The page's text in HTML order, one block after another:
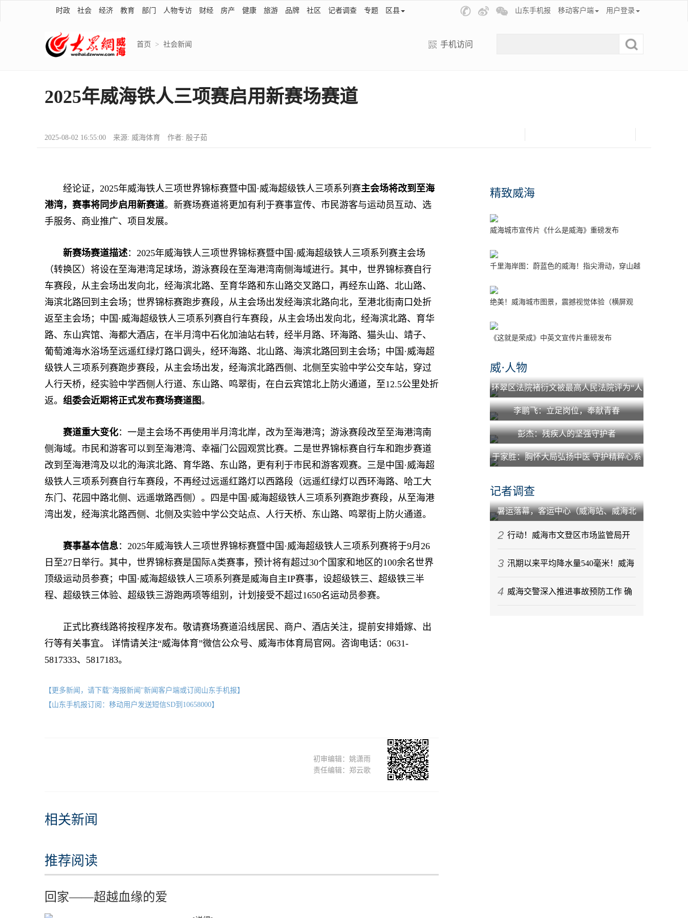
时政 社会 经济 教育 部门 人物专访 财经 房产 健康 旅游 品牌 社区 记者调查 专题 区县 山东手机报 移动客户端 用户登录
首页 > 社会新闻 手机访问
2025年威海铁人三项赛启用新赛场赛道
2025-08-02 16:55:00 来源: 威海体育 作者: 殷子茹
经论证，2025年威海铁人三项世界锦标赛暨中国·威海超级铁人三项系列赛主会场将改到至海
港湾，赛事将同步启用新赛道。新赛场赛道将更加有利于赛事宣传、市民游客与运动员互动、选
手服务、商业推广、项目发展。
新赛场赛道描述：2025年威海铁人三项世界锦标赛暨中国·威海超级铁人三项系列赛主会场
（转换区）将设在至海港湾足球场，游泳赛段在至海港湾南侧海域进行。其中，世界锦标赛自行
车赛段，从主会场出发向北，经海滨北路、至育华路和东山路交叉路口，再经东山路、北山路、
海滨北路回到主会场；世界锦标赛跑步赛段，从主会场出发经海滨北路向北，至港北街南口处折
返至主会场；中国·威海超级铁人三项系列赛自行车赛段，从主会场出发向北，经海滨北路、育华
路、东山宾馆、海都大酒店，在半月湾中石化加油站右转，经半月路、环海路、猫头山、靖子、
葡萄滩海水浴场至远遥红绿灯路口调头，经环海路、北山路、海滨北路回到主会场；中国·威海超
级铁人三项系列赛跑步赛段，从主会场出发，经海滨北路西侧、北侧至实验中学公交车站，穿过
人行天桥，经实验中学西侧人行道、东山路、鸣翠街，在白云宾馆北上防火通道，至12.5公里处折
返。 组委会近期将正式发布赛场赛道图。
赛道重大变化：一是主会场不再使用半月湾北岸，改为至海港湾；游泳赛段改至至海港湾南
侧海域。市民和游客可以到至海港湾、幸福门公园观赏比赛。二是世界锦标赛自行车和跑步赛道
改到至海港湾及以北的海滨北路、育华路、东山路，更有利于市民和游客观赛。三是中国·威海超
级铁人三项系列赛自行车赛段，不再经过远遥红路灯以西路段（远遥红绿灯以西环海路、哈工大
东门、花园中路北侧、远遥墩路西侧）。四是中国·威海超级铁人三项系列赛跑步赛段，从至海港
湾出发，经海滨北路西侧、北侧及实验中学公交站点、人行天桥、东山路、鸣翠街上防火通道。
赛事基本信息：2025年威海铁人三项世界锦标赛暨中国·威海超级铁人三项系列赛将于9月26
日至27日举行。其中，世界锦标赛是国际A类赛事，预计将有超过30个国家和地区的100余名世界
顶级运动员参赛；中国·威海超级铁人三项系列赛是威海自主IP赛事，设超级铁三、超级铁三半
程、超级铁三体验、超级铁三游跑两项等组别，计划接受不超过1650名运动员参赛。
正式比赛线路将按程序发布。敬请赛场赛道沿线居民、商户、酒店关注，提前安排婚嫁、出
行等有关事宜。 详情请关注“威海体育”微信公众号、威海市体育局官网。咨询电话：0631-
5817333、5817183。
【更多新闻，请下载"海报新闻"新闻客户端或订阅山东手机报】
【山东手机报订阅：移动用户发送短信SD到10658000】
初审编辑：姚潇雨
责任编辑：郑云歌
相关新闻
推荐阅读
回家——超越血缘的爱
精致威海
威海城市宣传片《什么是威海》重磅发布
千里海岸图：蔚蓝色的威海！指尖滑动，穿山越
绝美！威海城市图景，震撼视觉体验（横屏观
《这就是荣成》中英文宣传片重磅发布
威·人物
环翠区法院褚衍文被最高人民法院评为“人
民法院少年法庭工作先进个人”
李鹏飞：立足岗位，奉献青春
彭杰：残疾人的坚强守护者
于家胜：胸怀大局弘扬中医 守护精粹心系
记者调查
暑运落幕，客运中心（威海站、威海北
站）到发旅客212.88万人次
2 行动！威海市文登区市场监管局开
展节前月饼专项监督检查
3 汛期以来平均降水量540毫米！威海
今年气候情况发布
4 威海交警深入推进事故预防工作 确